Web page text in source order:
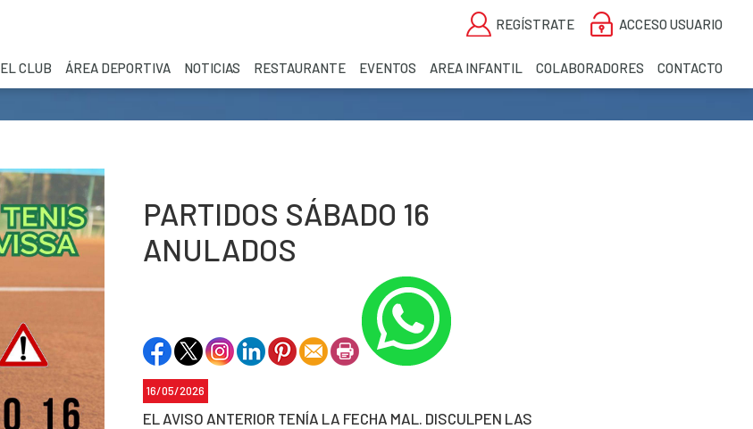
REGÍSTRATE ACCESO USUARIO
EL CLUB ÁREA DEPORTIVA NOTICIAS RESTAURANTE EVENTOS AREA INFANTIL COLABORADORES CONTACTO
PARTIDOS SÁBADO 16
ANULADOS
16/05/2026
EL AVISO ANTERIOR TENÍA LA FECHA MAL. DISCULPEN LAS